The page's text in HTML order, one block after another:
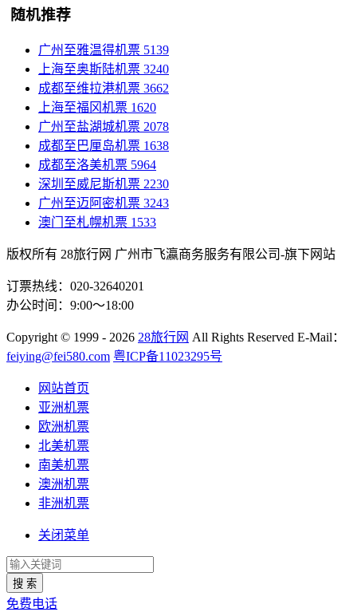
随机推荐
广州至雅温得机票 5139
上海至奥斯陆机票 3240
成都至维拉港机票 3662
上海至福冈机票 1620
广州至盐湖城机票 2078
成都至巴厘岛机票 1638
成都至洛美机票 5964
深圳至威尼斯机票 2230
广州至迈阿密机票 3243
澳门至札幌机票 1533
版权所有 28旅行网 广州市飞瀛商务服务有限公司-旗下网站
订票热线：020-32640201
办公时间：9:00～18:00
Copyright © 1999 - 2026 28旅行网 All Rights Reserved E-Mail：
feiying@fei580.com 粤ICP备11023295号
网站首页
亚洲机票
欧洲机票
北美机票
南美机票
澳洲机票
非洲机票
关闭菜单
搜 索
免费电话